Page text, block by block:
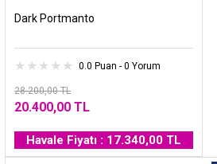
Dark Portmanto
0.0 Puan - 0 Yorum
28.200,00 TL
20.400,00 TL
Havale Fiyatı : 17.340,00 TL